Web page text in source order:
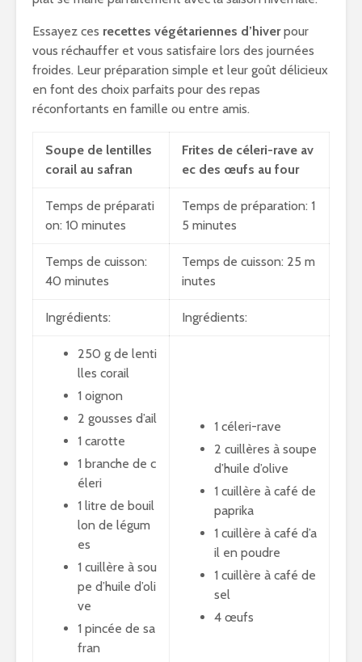
Essayez ces recettes végétariennes d’hiverpour
vous réchauffer et vous satisfaire lors des journées
froides. Leur préparation simple et leur goût délicieux
en font des choix parfaits pour des repas
réconfortants en famille ou entre amis.
Soupe de lentilles
corail au safran
Frites de céleri-rave av
ec des œufs au four
Temps de préparati
on: 10 minutes
Temps de préparation: 1
5 minutes
Temps de cuisson:
40 minutes
Temps de cuisson: 25 m
inutes
Ingrédients: Ingrédients:
250 g de lenti
lles corail
1 oignon
2 gousses d’ail
1 carotte
1 branche de c
éleri
1 litre de bouil
lon de légum
es
1 cuillère à sou
pe d’huile d’oli
ve
1 pincée de sa
fran
1 céleri-rave
2 cuillères à soupe
d’huile d’olive
1 cuillère à café de
paprika
1 cuillère à café d’a
il en poudre
1 cuillère à café de
sel
4 œufs